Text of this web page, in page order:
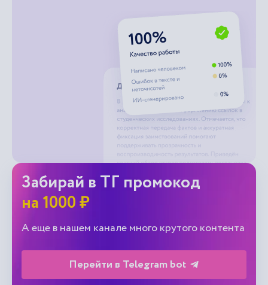
Забирай в ТГ промокод
на 1000 ₽
А еще в нашем канале много крутого контента
Перейти в Telegram bot